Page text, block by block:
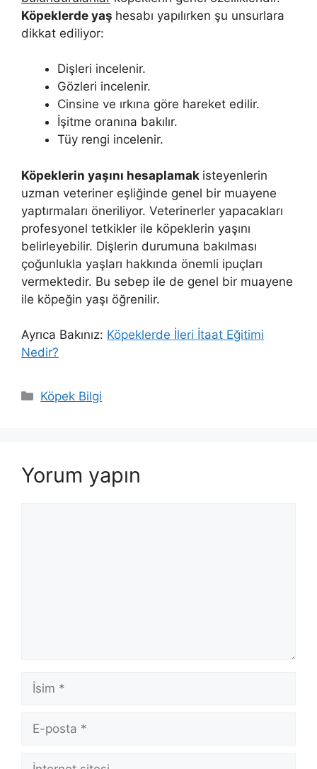
Köpeklerde yaş hesabı yapılırken şu unsurlara
dikkat ediliyor:
Dişleri incelenir.
Gözleri incelenir.
Cinsine ve ırkına göre hareket edilir.
İşitme oranına bakılır.
Tüy rengi incelenir.
Köpeklerin yaşını hesaplamak isteyenlerin
uzman veteriner eşliğinde genel bir muayene
yaptırmaları öneriliyor. Veterinerler yapacakları
profesyonel tetkikler ile köpeklerin yaşını
belirleyebilir. Dişlerin durumuna bakılması
çoğunlukla yaşları hakkında önemli ipuçları
vermektedir. Bu sebep ile de genel bir muayene
ile köpeğin yaşı öğrenilir.
Ayrıca Bakınız: Köpeklerde İleri İtaat Eğitimi
Nedir?
Kategoriler
Köpek Bilgi
Yorum yapın
İsim
posta
İnternet